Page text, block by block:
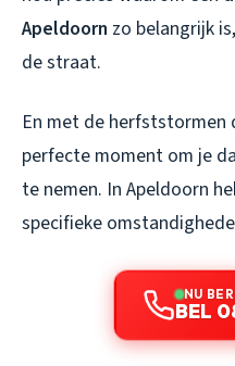
Apeldoorn zo belangrijk
de straat.
En met de herfststormen
perfecte moment om je
te nemen. In Apeldoorn
specifieke
NU
BEL